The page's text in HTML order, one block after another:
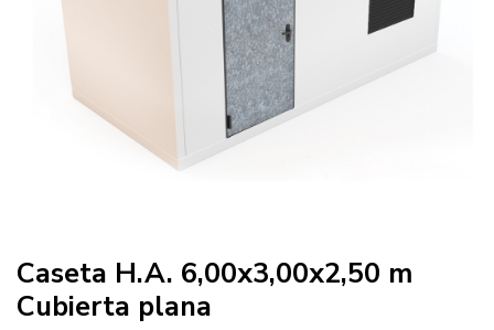
Caseta H.A. 6,00x3,00x2,50 m
Cubierta plana